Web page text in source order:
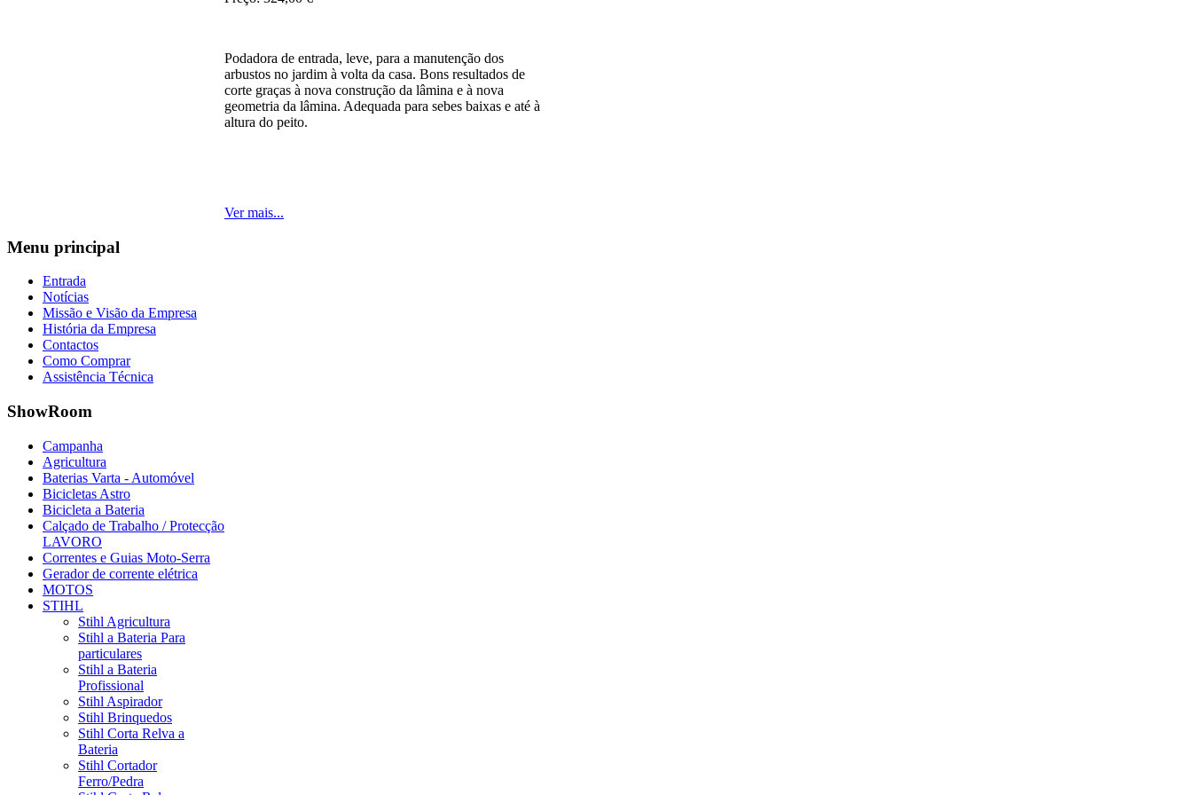
Podadora de entrada, leve, para a manutenção dos
arbustos no jardim à volta da casa. Bons resultados de
corte graças à nova construção da lâmina e à nova
geometria da lâmina. Adequada para sebes baixas e até à
altura do peito.
Ver mais...
Menu principal
Entrada
Notícias
Missão e Visão da Empresa
História da Empresa
Contactos
Como Comprar
Assistência Técnica
ShowRoom
Campanha
Agricultura
Baterias Varta - Automóvel
Bicicletas Astro
Bicicleta a Bateria
Calçado de Trabalho / Protecção
LAVORO
Correntes e Guias Moto-Serra
Gerador de corrente elétrica
MOTOS
STIHL
Stihl Agricultura
Stihl a Bateria Para
particulares
Stihl a Bateria
Profissional
Stihl Aspirador
Stihl Brinquedos
Stihl Corta Relva a
Bateria
Stihl Cortador
Ferro/Pedra